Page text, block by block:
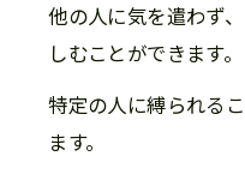
他の人に気を遣わず
しむことができます。
特定の人に縛られる
ます。